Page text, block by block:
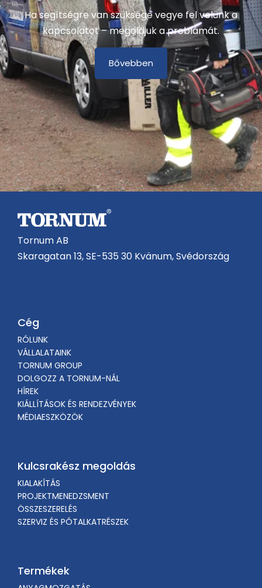
Ha segítségre van szüksége vegye fel velünk a
kapcsolatot – megoldjuk a problámát.
Bővebben
Tornum AB
Skaragatan 13, SE-535 30 Kvänum, Svédország
Cég
RÓLUNK
VÁLLALATAINK
TORNUM GROUP
DOLGOZZ A TORNUM-NÁL
HÍREK
KIÁLLÍTÁSOK ÉS RENDEZVÉNYEK
MÉDIAESZKÖZÖK
Kulcsrakész megoldás
KIALAKÍTÁS
PROJEKTMENEDZSMENT
ÖSSZESZERELÉS
SZERVIZ ÉS PÓTALKATRÉSZEK
Termékek